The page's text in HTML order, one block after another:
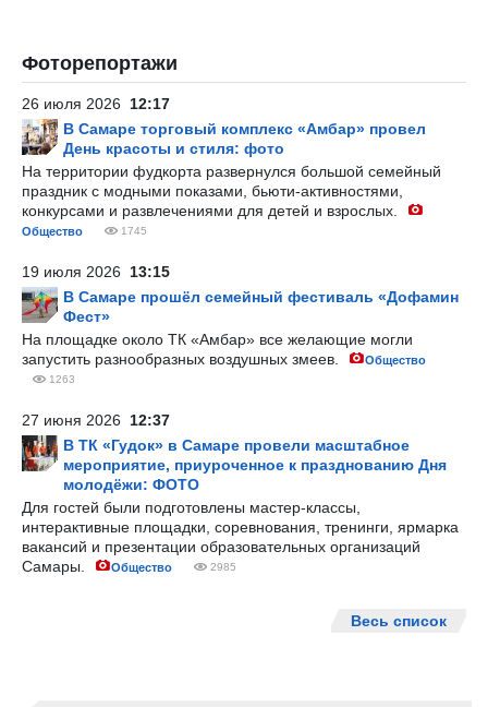
Фоторепортажи
26 июля 2026 12:17
В Самаре торговый комплекс «Амбар» провел
День красоты и стиля: фото
На территории фудкорта развернулся большой семейный
праздник с модными показами, бьюти-активностями,
конкурсами и развлечениями для детей и взрослых.
Общество 1745
19 июля 2026 13:15
В Самаре прошёл семейный фестиваль «Дофамин
Фест»
На площадке около ТК «Амбар» все желающие могли
запустить разнообразных воздушных змеев.
Общество
1263
27 июня 2026 12:37
В ТК «Гудок» в Самаре провели масштабное
мероприятие, приуроченное к празднованию Дня
молодёжи: ФОТО
Для гостей были подготовлены мастер-классы,
интерактивные площадки, соревнования, тренинги, ярмарка
вакансий и презентации образовательных организаций
Самары.
Общество 2985
Весь список